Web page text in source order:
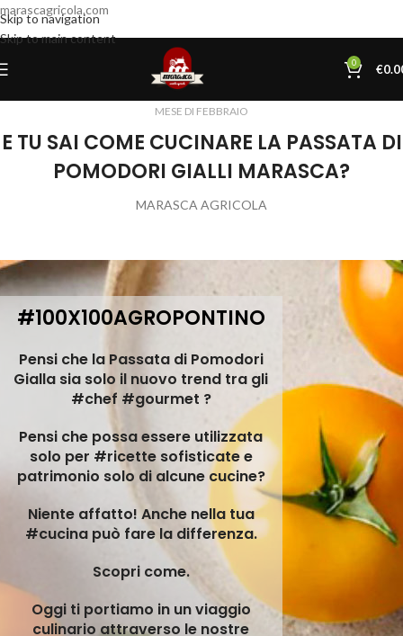
marascagricola.com
Skip to navigation
Skip to main content
0 €
MESE DI FEBBRAIO
E TU SAI COME CUCINARE LA PASSATA DI
POMODORI GIALLI MARASCA?
MARASCA AGRICOLA
#100X100AGROPONTINO
Pensi che la Passata di Pomodori
Gialla sia solo il nuovo trend tra gli
#chef #gourmet ?
Pensi che possa essere utilizzata
solo per #ricette sofisticate e
patrimonio solo di alcune cucine?
Niente affatto! Anche nella tua
#cucina può fare la differenza.
Scopri come.
Oggi ti portiamo in un viaggio
culinario attraverso le nostre